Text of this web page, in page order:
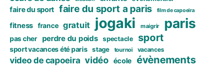
faire du sport faire du sport a paris film de capoeira
fitness france gratuit jogaki maigrir paris
pas cher perdre du poids spectacle sport
sport vacances été paris stage tournoi vacances
video de capoeira vidéo école évènements